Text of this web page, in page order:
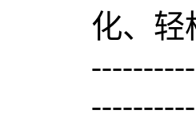
化、轻